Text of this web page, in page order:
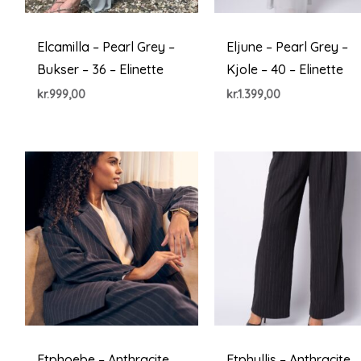
Elcamilla – Pearl Grey –
Bukser – 36 – Elinette
kr.999,00
Eljune – Pearl Grey –
Kjole – 40 – Elinette
kr.1.399,00